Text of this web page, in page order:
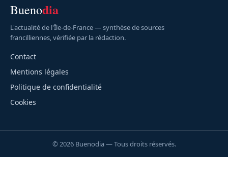
Buenodia
L'actualité de l'Île-de-France — synthèse de sources
francilliennes, vérifiée par la rédaction.
Contact
Mentions légales
Politique de confidentialité
Cookies
© 2026 Buenodia — Tous droits réservés.